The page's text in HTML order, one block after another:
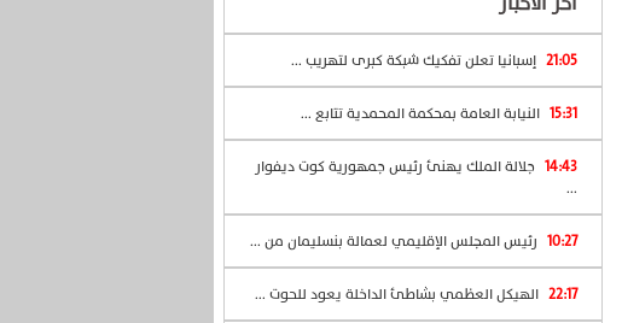
21:05 إسبانيا تعلن تفكيك شبكة كبرى لتهريب ...
15:31 النيابة العامة بمحكمة المحمدية تتابع ...
14:43 جلالة الملك يهنئ رئيس جمهورية كوت ديفوار
...
10:27 رئيس المجلس الإقليمي لعمالة بنسليمان من ...
22:17 الهيكل العظمي بشاطئ الداخلة يعود للحوت ...